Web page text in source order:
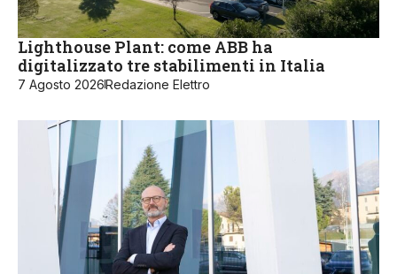
Lighthouse Plant: come ABB ha
digitalizzato tre stabilimenti in Italia
7 Agosto 2026Redazione Elettro